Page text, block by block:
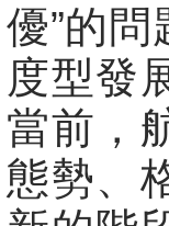
優”的
度型發
當前，
態勢、